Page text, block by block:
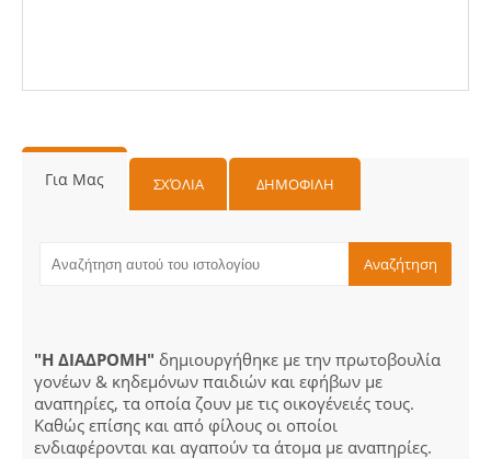
Για Μας ΣΧΌΛΙΑ ΔΗΜΟΦΙΛΗ
"Η ΔΙΑΔΡΟΜΗ" δημιουργήθηκε με την πρωτοβουλία
γονέων & κηδεμόνων παιδιών και εφήβων με
αναπηρίες, τα οποία ζουν με τις οικογένειές τους.
Καθώς επίσης και από φίλους οι οποίοι
ενδιαφέρονται και αγαπούν τα άτομα με αναπηρίες.